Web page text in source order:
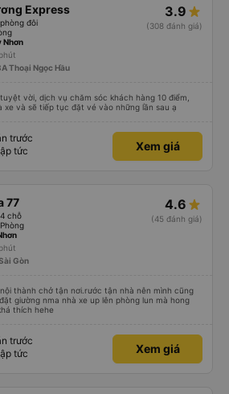
Express
đôi
3.9
(308 đánh giá)
Nhơn
Thoại Ngọc Hầu
vời, dịch vụ chăm sóc khách hàng 10 điểm,
xe và sẽ tiếp tục đặt vé vào những lần sau ạ
trước
tức
Xem giá
77
chỗ
4.6
(45 đánh giá)
Gòn
thành chở tận nơi.rước tận nhà nên mình cũng
giường nma nhà xe up lên phòng lun mà hong
thích hehe
trước
tức
Xem giá